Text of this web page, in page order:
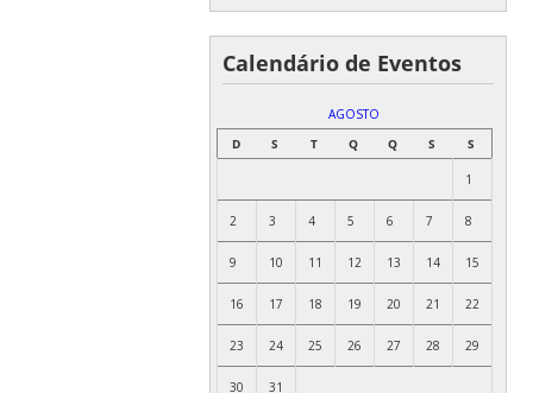
Calendário de Eventos
AGOSTO
D
S T Q Q S S
1
2 3 4 5 6 7 8
9 10 11 12 13 14 15
16 17 18 19 20 21 22
23 24 25 26 27 28 29
30 31